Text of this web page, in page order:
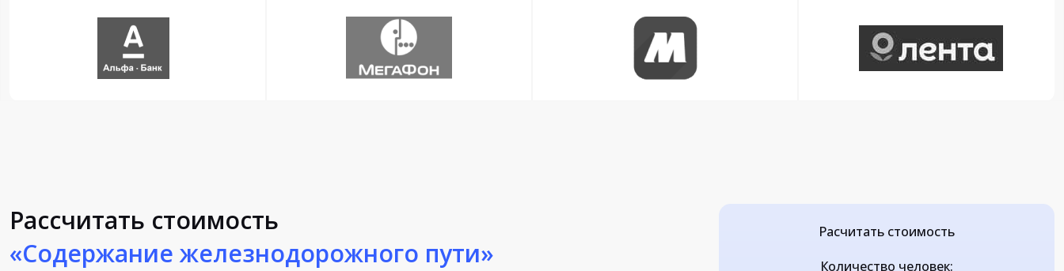
Рассчитать стоимость
«Содержание железнодорожного пути»
Расчитать стоимость
Количество человек: